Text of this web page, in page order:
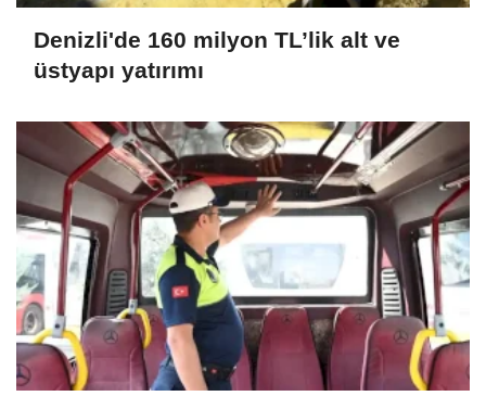
Denizli'de 160 milyon TL’lik alt ve
üstyapı yatırımı